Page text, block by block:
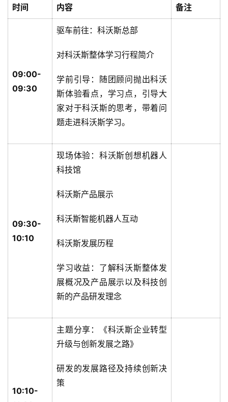
时间 内容 备注
09:00-
09:30
驱车前往：科沃斯总部
对科沃斯整体学习行程简介
学前引导：随团顾问抛出科沃
斯体验看点，学习点，引导大
家对于科沃斯的思考，带着问
题走进科沃斯学习。
09:30-
10:10
现场体验：科沃斯创想机器人
科技馆
科沃斯产品展示
科沃斯智能机器人互动
科沃斯发展历程
学习收益：了解科沃斯整体发
展概况及产品展示以及科技创
新的产品研发理念
10:10-
主题分享：《科沃斯企业转型
升级与创新发展之路》
研发的发展路径及持续创新决
策